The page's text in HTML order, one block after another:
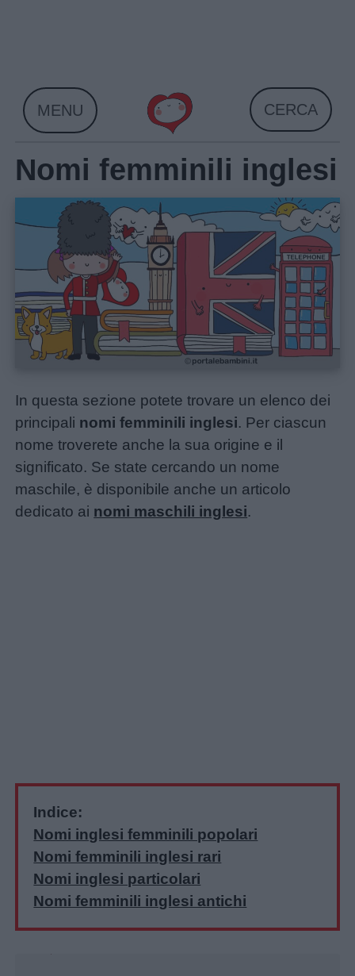
Home
MENU CERCA
Nomi femminili inglesi
In questa sezione potete trovare un elenco dei
principali nomi femminili inglesi. Per ciascun
nome troverete anche la sua origine e il
significato. Se state cercando un nome
maschile, è disponibile anche un articolo
dedicato ai nomi maschili inglesi.
Indice:
Nomi inglesi femminili popolari
Nomi femminili inglesi rari
Nomi inglesi particolari
Nomi femminili inglesi antichi